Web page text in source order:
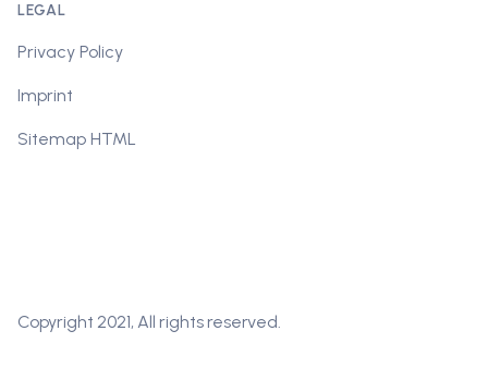
LEGAL
Privacy Policy
Imprint
Sitemap HTML
Copyright 2021, All rights reserved.